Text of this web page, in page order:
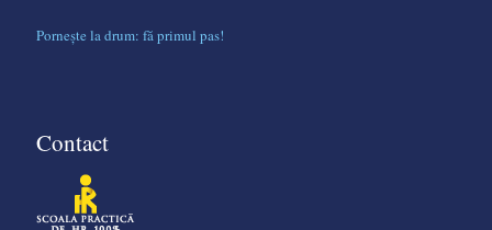
Pornește la drum: fă primul pas!
Contact